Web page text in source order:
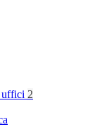
uffici 2